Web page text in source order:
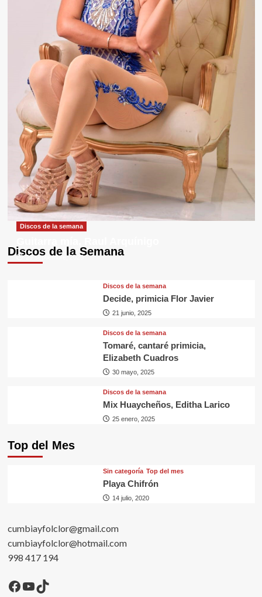
Discos de la Semana
Discos de la semana
29 septiembre, 2025
Discos de la semana
Decide, primicia Flor Javier
21 junio, 2025
Discos de la semana
Tomaré, cantaré primicia,
Elizabeth Cuadros
30 mayo, 2025
Discos de la semana
Mix Huaycheños, Editha Larico
25 enero, 2025
Top del Mes
Sin categorí­a Top del mes
Playa Chifrón
14 julio, 2020
cumbiayfolclor@gmail.com
cumbiayfolclor@hotmail.com
998 417 194
Facebook
YouTube
TikTok